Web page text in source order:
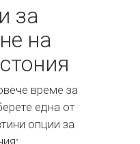
за
на
време за
една от
опции за